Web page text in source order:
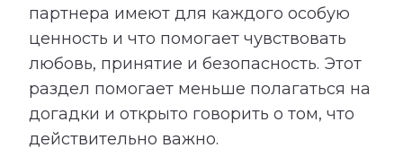
партнера имеют для каждого особую
ценность и что помогает чувствовать
любовь, принятие и безопасность. Этот
раздел помогает меньше полагаться на
догадки и открыто говорить о том, что
действительно важно.